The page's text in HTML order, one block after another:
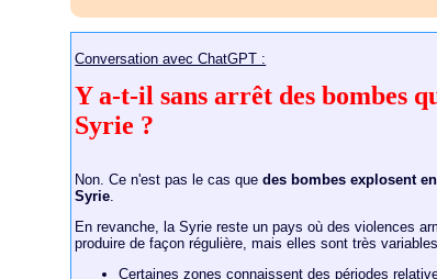
Conversation avec ChatGPT :
Y a-t-il sans arrêt des bombes
Syrie ?
Non. Ce n'est pas le cas quedes bombes explosent
Syrie
En revanche, la Syrie reste un pays où des violences
produire de façon régulière, mais elles sont très
Certaines zones connaissent des périodes